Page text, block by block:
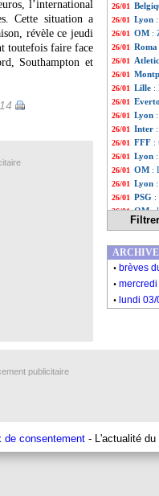
l’international
Cette situation a
révèle ce jeudi
toutefois faire face
Southampton et
26/01
26/01 Lyon
26/01 OM :
26/01 Roma
26/01
26/01
26/01 Lille :
26/01
26/01 Lyon
26/01 Inter
26/01 FFF :
26/01 Lyon
26/01 OM :
26/01 Lyon
26/01 PSG :
26/01 OM:
Barça
...
. brèves
.
. lundi
publicitaire
de consentement - L'actualité du